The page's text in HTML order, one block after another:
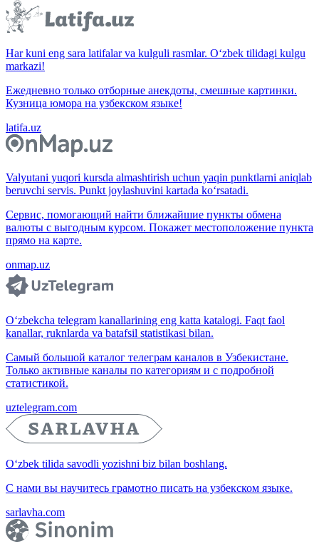
Har kuni eng sara latifalar va kulguli rasmlar. O‘zbek tilidagi kulgu
markazi!
Ежедневно только отборные анекдоты, смешные картинки.
Кузница юмора на узбекском языке!
latifa.uz
Valyutani yuqori kursda almashtirish uchun yaqin punktlarni aniqlab
beruvchi servis. Punkt joylashuvini kartada ko‘rsatadi.
Сервис, помогающий найти ближайшие пункты обмена
валюты с выгодным курсом. Покажет местоположение пункта
прямо на карте.
onmap.uz
O‘zbekcha telegram kanallarining eng katta katalogi. Faqt faol
kanallar, ruknlarda va batafsil statistikasi bilan.
Самый большой каталог телеграм каналов в Узбекистане.
Только активные каналы по категориям и с подробной
статистикой.
uztelegram.com
O‘zbek tilida savodli yozishni biz bilan boshlang.
С нами вы научитесь грамотно писать на узбекском языке.
sarlavha.com